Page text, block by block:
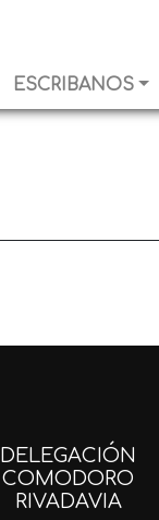
ESCRIBANOS
DELEGACIÓN
COMODORO
RIVADAVIA